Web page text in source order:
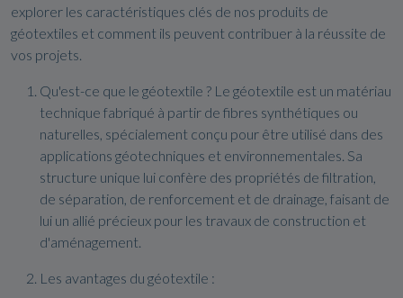
explorer les caractéristiques clés de nos produits de
géotextiles et comment ils peuvent contribuer à la réussite de
vos projets.
Qu'est-ce que le géotextile ? Le géotextile est un matériau
technique fabriqué à partir de fibres synthétiques ou
naturelles, spécialement conçu pour être utilisé dans des
applications géotechniques et environnementales. Sa
structure unique lui confère des propriétés de filtration,
de séparation, de renforcement et de drainage, faisant de
lui un allié précieux pour les travaux de construction et
d'aménagement.
Les avantages du géotextile :